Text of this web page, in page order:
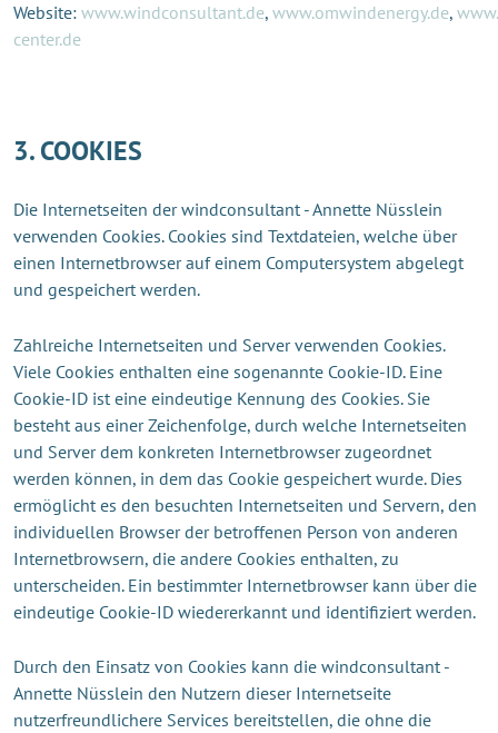
Website: www.windconsultant.de, www.omwindenergy.de,
center.de
3. COOKIES
Die Internetseiten der windconsultant - Annette Nüsslein
verwenden Cookies. Cookies sind Textdateien, welche über
einen Internetbrowser auf einem Computersystem abgelegt
und gespeichert werden.
Zahlreiche Internetseiten und Server verwenden Cookies.
Viele Cookies enthalten eine sogenannte Cookie-ID. Eine
Cookie-ID ist eine eindeutige Kennung des Cookies. Sie
besteht aus einer Zeichenfolge, durch welche Internetseiten
und Server dem konkreten Internetbrowser zugeordnet
werden können, in dem das Cookie gespeichert wurde. Dies
ermöglicht es den besuchten Internetseiten und Servern, den
individuellen Browser der betroffenen Person von anderen
Internetbrowsern, die andere Cookies enthalten, zu
unterscheiden. Ein bestimmter Internetbrowser kann über die
eindeutige Cookie-ID wiedererkannt und identifiziert werden.
Durch den Einsatz von Cookies kann die windconsultant -
Annette Nüsslein den Nutzern dieser Internetseite
nutzerfreundlichere Services bereitstellen, die ohne die